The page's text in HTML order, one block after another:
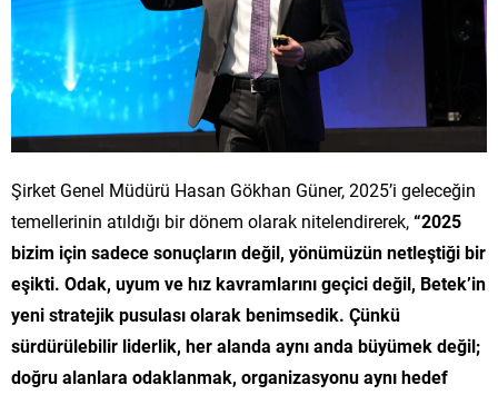
Şirket Genel Müdürü Hasan Gökhan Güner, 2025’i geleceğin
temellerinin atıldığı bir dönem olarak nitelendirerek,“2025
bizim için sadece sonuçların değil, yönümüzün netleştiği bir
eşikti. Odak, uyum ve hız kavramlarını geçici değil, Betek’in
yeni stratejik pusulası olarak benimsedik. Çünkü
sürdürülebilir liderlik, her alanda aynı anda büyümek değil;
doğru alanlara odaklanmak, organizasyonu aynı hedef